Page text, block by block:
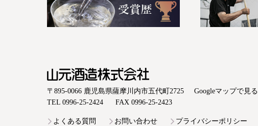
山元酒造株式会社
〒895-0066 鹿児島県薩摩川内市五代町2725
Googleマップで見る
TEL 0996-25-2424
FAX 0996-25-2423
よくある質問 お問い合わせ プライバシーポリシー